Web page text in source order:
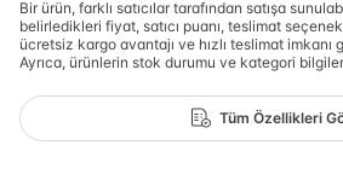
Bir ürün, farklı satıcılar tarafından satışa
belirledikleri fiyat, satıcı puanı, teslimat
ücretsiz kargo avantajı ve hızlı teslimat imkanı
Ayrıca, ürünlerin stok durumu ve kategori
Tüm Özellikleri